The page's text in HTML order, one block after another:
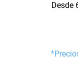
Desde